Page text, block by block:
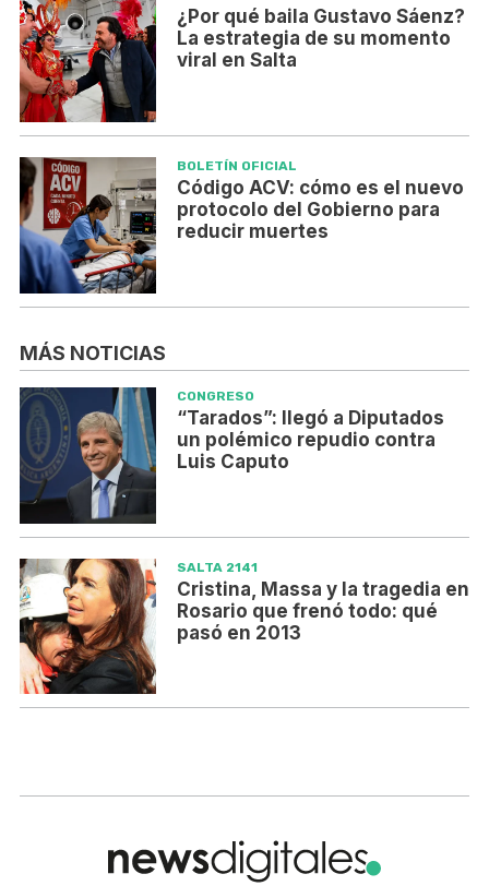
¿Por qué baila Gustavo Sáenz?
La estrategia de su momento
viral en Salta
BOLETÍN OFICIAL
Código ACV: cómo es el nuevo
protocolo del Gobierno para
reducir muertes
MÁS NOTICIAS
CONGRESO
“Tarados”: llegó a Diputados
un polémico repudio contra
Luis Caputo
SALTA 2141
Cristina, Massa y la tragedia en
Rosario que frenó todo: qué
pasó en 2013